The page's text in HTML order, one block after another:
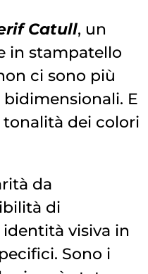
Catull, un
in stampatello
ci sono più
E
tonalità dei colori
da
di
visiva in
Sono i